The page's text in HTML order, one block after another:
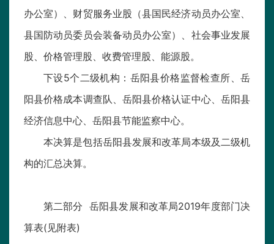
办公室）、财贸服务业股（县国民经济动员办公室、
县国防动员委员会装备动员办公室）、社会事业发展
股、价格管理股、收费管理股、能源股。
下设5个二级机构：岳阳县价格监督检查所、岳
阳县价格成本调查队、岳阳县价格认证中心、岳阳县
经济信息中心、岳阳县节能监察中心。
本决算是包括岳阳县发展和改革局本级及二级机
构的汇总决算。
第二部分 岳阳县发展和改革局2019年度部门决
算表(见附表)